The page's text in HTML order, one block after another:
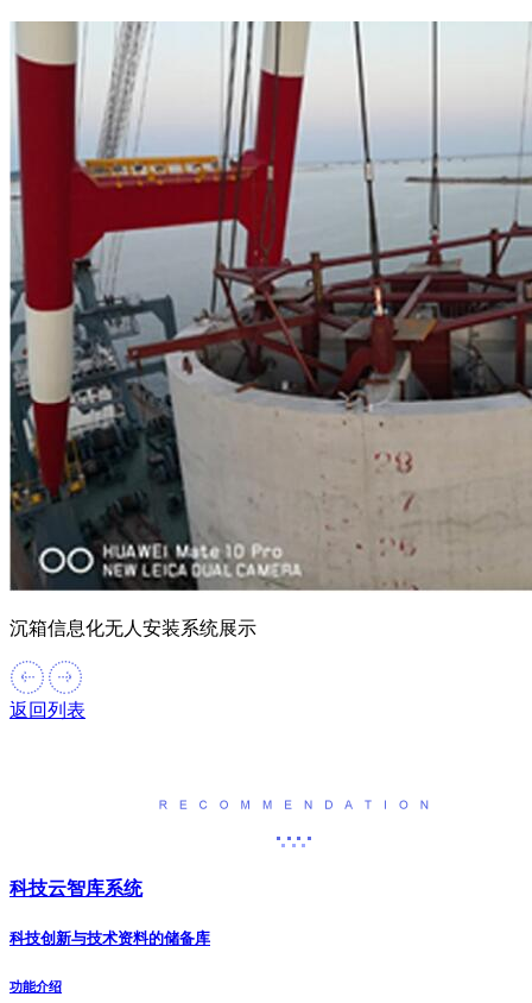
沉箱信息化无人安装系统展示
返回列表
科技云智库系统
科技创新与技术资料的储备库
功能介绍